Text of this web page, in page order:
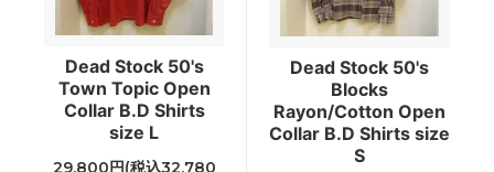
Dead Stock 50's
Town Topic Open
Collar B.D Shirts
size L
29,800円(税込32,780
Dead Stock 50's
Blocks
Rayon/Cotton Open
Collar B.D Shirts size
S